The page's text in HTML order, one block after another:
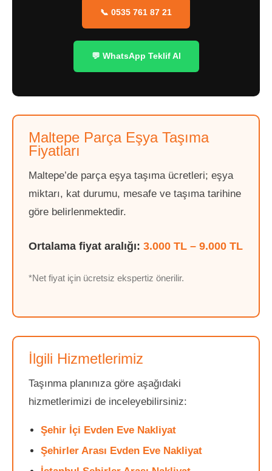
📞 0535 761 87 21
💬 WhatsApp Teklif Al
Maltepe Parça Eşya Taşıma
Fiyatları
Maltepe’de parça eşya taşıma ücretleri; eşya
miktarı, kat durumu, mesafe ve taşıma tarihine
göre belirlenmektedir.
Ortalama fiyat aralığı: 3.000 TL – 9.000 TL
*Net fiyat için ücretsiz ekspertiz önerilir.
İlgili Hizmetlerimiz
Taşınma planınıza göre aşağıdaki
hizmetlerimizi de inceleyebilirsiniz:
Şehir İçi Evden Eve Nakliyat
Şehirler Arası Evden Eve Nakliyat